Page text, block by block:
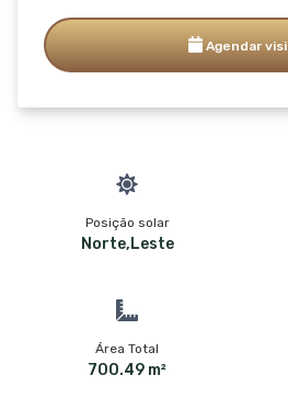
Agendar
Posição solar
Norte,Leste
Área Total
700.49 m²